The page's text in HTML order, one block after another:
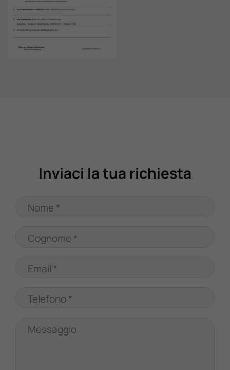
Valuta Il Tuo Usato
Mondo Honda
Inviaci la tua richiesta
Nome *
Cognome *
Email *
Telefono *
Messaggio